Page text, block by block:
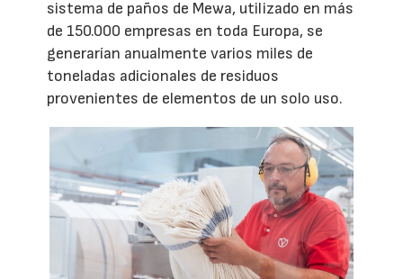
sistema de paños de Mewa, utilizado en más
de 150.000 empresas en toda Europa, se
generarían anualmente varios miles de
toneladas adicionales de residuos
provenientes de elementos de un solo uso.